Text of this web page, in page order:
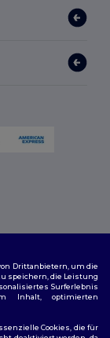
Drittanbietern, um die
speichern, die Leistung
Surferlebnis
Inhalt, optimierten
Cookies, die für